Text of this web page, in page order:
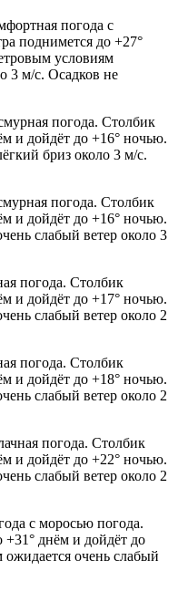
погода с
поднимется до +27°
условиям
3 м/с. Осадков не
погода. Столбик
и дойдёт до +16° ночью.
бриз около 3 м/с.
погода. Столбик
и дойдёт до +16° ночью.
слабый ветер около 3
погода. Столбик
и дойдёт до +17° ночью.
слабый ветер около 2
погода. Столбик
и дойдёт до +18° ночью.
слабый ветер около 2
погода. Столбик
и дойдёт до +22° ночью.
слабый ветер около 2
с моросью погода.
днём и дойдёт до
очень слабый